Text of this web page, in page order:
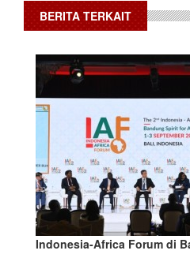
BERITA TERKAIT
Indonesia-Africa Forum di